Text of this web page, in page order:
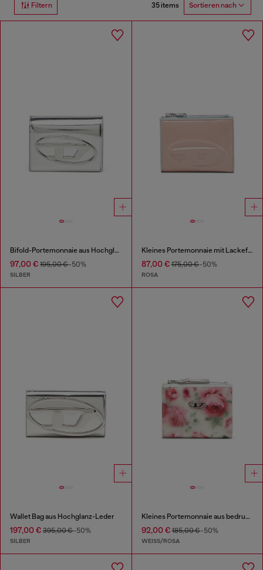
Filtern 35 items Sortieren nach
Bifold-Portemonnaie aus Hochglanzleder
97,00 € 195,00 €-50%
SILBER
Kleines Portemonnaie mit Lackeffekt
87,00 €175,00 €-50%
ROSA
Wallet Bag aus Hochglanz-Leder
197,00 € 395,00 €-50%
SILBER
Kleines Portemonnaie aus bedrucktem glänzendem PU
92,00 €185,00 €-50%
WEISS/ROSA